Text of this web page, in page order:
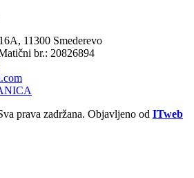
11300 Smederevo
br.: 20826894
prava zadržana. Objavljeno od ITweb